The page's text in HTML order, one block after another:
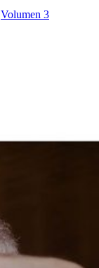
Volumen 3